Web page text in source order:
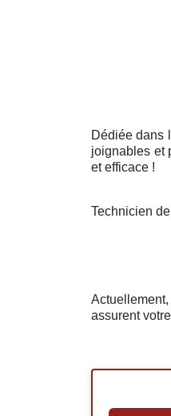
Dédiée dans
joignables et
et efficace !
Technicien de
assurent